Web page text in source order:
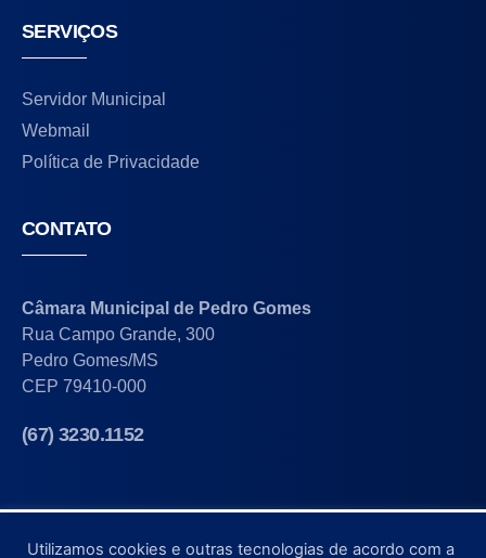
SERVIÇOS
Servidor Municipal
Webmail
Política de Privacidade
CONTATO
Câmara Municipal de Pedro Gomes
Rua Campo Grande, 300
Pedro Gomes/MS
CEP 79410-000
(67) 3230.1152
Utilizamos cookies e outras tecnologias de acordo com a